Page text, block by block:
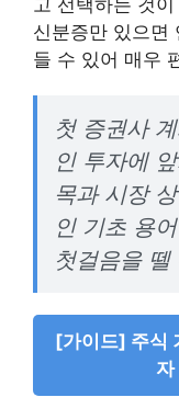
신분증만 있으면
들 수 있어 매우
첫 증권사
인 투자에
목과 시장
인 기초 용
첫걸음을 뗄
[가이드] 주식
자